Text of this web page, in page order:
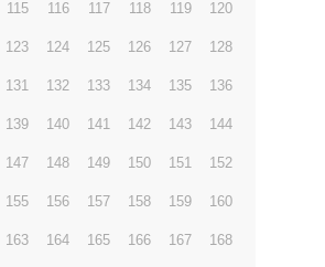
115 116 117 118 119 120
123 124 125 126 127 128
131 132 133 134 135 136
139 140 141 142 143 144
147 148 149 150 151 152
155 156 157 158 159 160
163 164 165 166 167 168